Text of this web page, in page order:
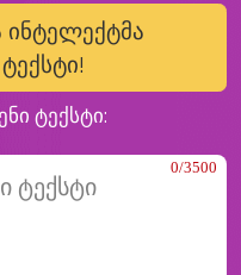
ტექსტი:
0/3500